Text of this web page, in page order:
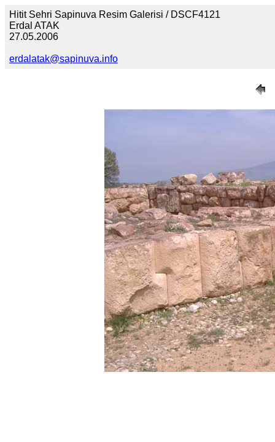
Hitit Sehri Sapinuva Resim Galerisi / DSCF4121
Erdal ATAK
27.05.2006
erdalatak@sapinuva.info